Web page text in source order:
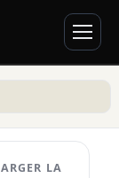
LA